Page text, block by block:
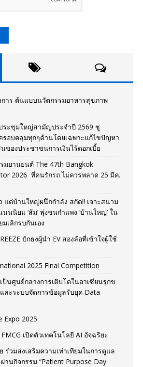
การ ต้นแบบนวัตกรรมอาหารสุขภาพ
ระชุมใหญ่สามัญประจำปี 2569 ชู
อบคลุมทุกๆด้านโดยเฉพาะแก้ไขปัญหา
ของประชาชนการเงินไร้ดอกเบี้ย
มยานยนต์ The 47th Bangkok
2026 ที่คนรักรถ ไม่ควรพลาด 25 มีค.
แต่บ้านใหญ่ผนึกกำลัง สกัด!! เจาะสนาม
นนิยม ‘ส้ม’ พุ่งชนกำแพง ‘บ้านใหญ่’ ใน
เลิกรบกันเอง
ปักธงผู้นำ EV สองล้อที่เข้าใจผู้ใช้
2025 Final Competition
ป็นศูนย์กลางการเติบโตในอาเซียนรุกข
ละระบบจัดการข้อมูลรับยุค Data
Expo 2025
เปิดตัวเทคโนโลยี AI อัจฉริยะ
ร่วมส่งเสริมความเท่าเทียมในการดูแล
นกิจกรรม “Patient Purpose Day